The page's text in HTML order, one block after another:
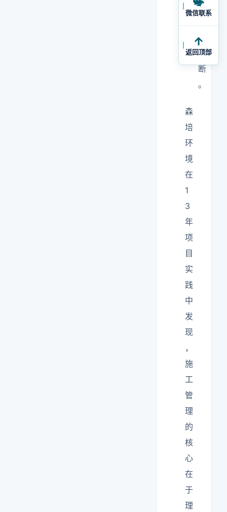
里
起
判
断
。
森
培
环
境
在
1
3
年
项
目
实
践
中
发
现
，
施
工
管
理
的
核
心
在
于
理
微信联系
返回顶部